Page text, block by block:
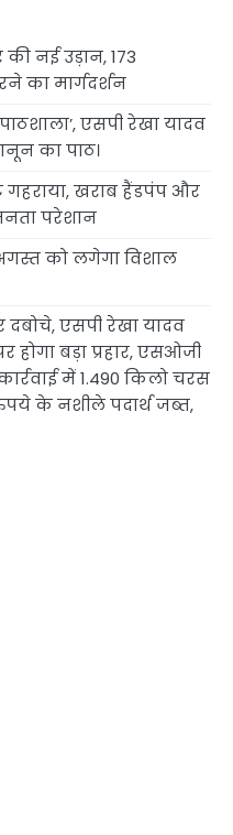
नई उड़ान, 173
का मार्गदर्शन
एसपी रेखा यादव
का पाठ।
खराब हैंडपंप और
परेशान
को लगेगा विशाल
एसपी रेखा यादव
बड़ा प्रहार, एसओजी
में 1.490 किलो चरस
के नशीले पदार्थ जब्त,